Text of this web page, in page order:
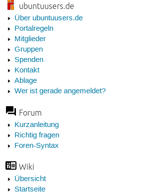
ubuntuusers.de
Über ubuntuusers.de
Portalregeln
Mitglieder
Gruppen
Spenden
Kontakt
Ablage
Wer ist gerade angemeldet?
Forum
Kurzanleitung
Richtig fragen
Foren-Syntax
Wiki
Übersicht
Startseite